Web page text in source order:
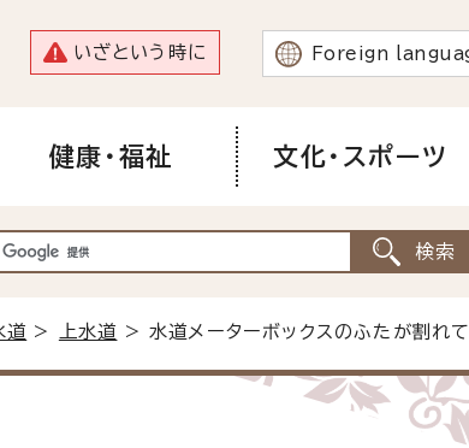
いざという時に Foreign
健康・福祉 文化・スポーツ
道 > 上水道 > 水道メーターボックスのふたが割れ